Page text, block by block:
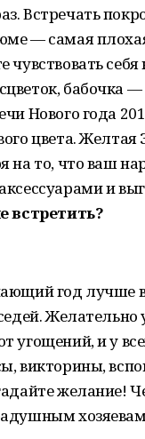
Встречать
— самая
чувствовать
бабочка
Нового года
цвета.
на то, что ваш
и
встретить?
год лучше
угощений, и у
викторины,
желание!